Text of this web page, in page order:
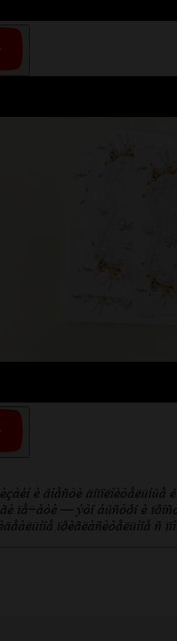
и внести дополнительные
печати — это быстро и
пригласительное с